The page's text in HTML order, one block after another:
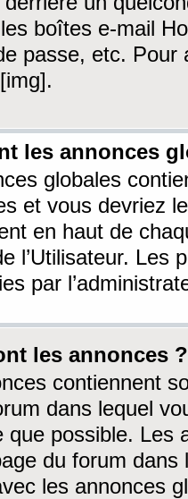
boîtes e-mail
passe, etc. Pour
les annonces
globales
et vous devriez
en haut de
l’Utilisateur. Les
par
les annonces ?
contiennent
dans lequel
que possible. Les
du forum dans
les annonces